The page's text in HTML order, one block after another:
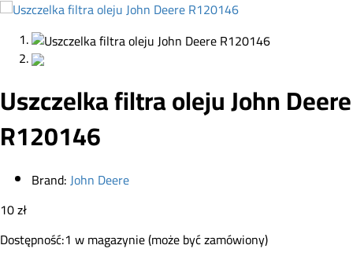
Uszczelka filtra oleju John Deere
R120146
Brand:John Deere
10zł
Dostępność:1 w magazynie (może być zamówiony)